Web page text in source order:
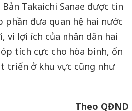
Takaichi Sanae được tin
phần đưa quan hệ hai nước
vì lợi ích của nhân dân hai
tích cực cho hòa bình, ổn
triển ở khu vực cũng như
Theo QĐND